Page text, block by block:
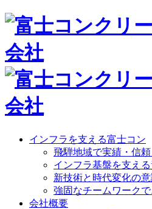
インフラを支える富士コン
飛騨地域で実績・信頼
インフラ基盤を支え
新技術と時代変化の
強固なチームワーク
会社概要